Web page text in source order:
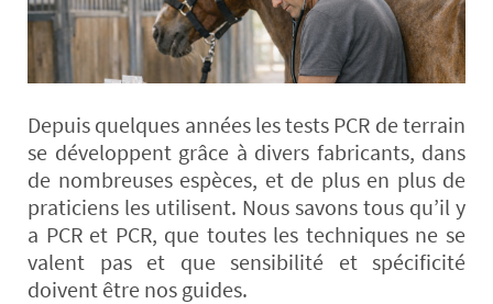
Depuis quelques années les tests PCR de terrain
se développent grâce à divers fabricants, dans
de nombreuses espèces, et de plus en plus de
praticiens les utilisent. Nous savons tous qu’il y
a PCR et PCR, que toutes les techniques ne se
valent pas et que sensibilité et spécificité
doivent être nos guides.